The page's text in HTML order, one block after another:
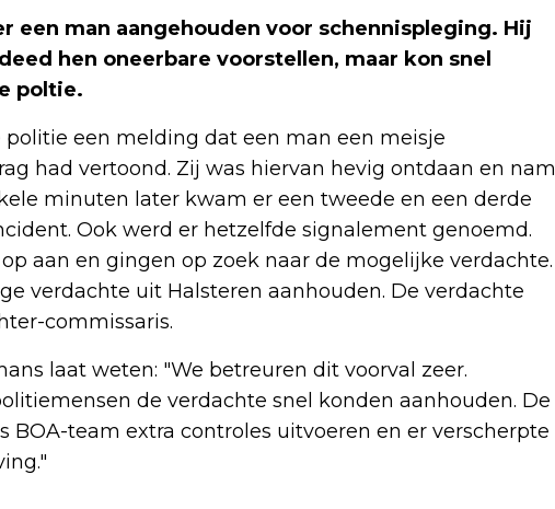
een man aangehouden voor schennispleging. Hij
hen oneerbare voorstellen, maar kon snel
poltie.
een melding dat een man een meisje
had vertoond. Zij was hiervan hevig ontdaan en nam
minuten later kwam er een tweede en een derde
Ook werd er hetzelfde signalement genoemd.
aan en gingen op zoek naar de mogelijke verdachte.
verdachte uit Halsteren aanhouden. De verdachte
commissaris.
laat weten: "We betreuren dit voorval zeer.
de verdachte snel konden aanhouden. De
team extra controles uitvoeren en er verscherpte